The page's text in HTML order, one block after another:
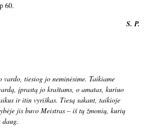
60.
S. P.
vardo, tiesiog jo neminėsime. Taikiame
įprastą jo kraštams, o amatas, kuriuo
ir itin vyriškas. Tiesą sakant, taikioje
jis buvo Meistras – iš tų žmonių, kurių
daug.